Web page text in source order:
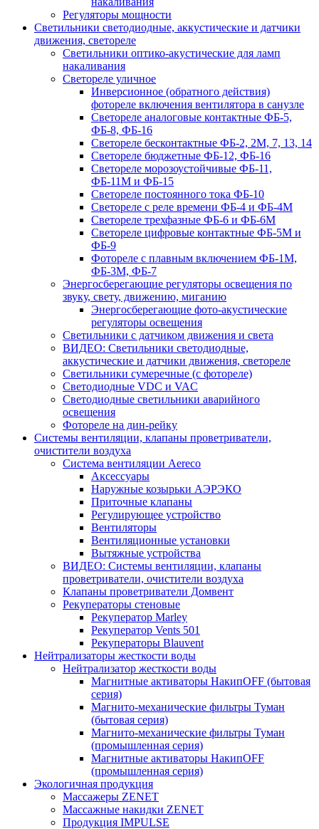
Регуляторы мощности
Светильники светодиодные, аккустические и датчики
движения, светореле
Светильники оптико-акустические для ламп
накаливания
Светореле уличное
Инверсионное (обратного действия)
фотореле включения вентилятора в санузле
Светореле аналоговые контактные ФБ-5,
ФБ-8, ФБ-16
Светореле бесконтактные ФБ-2, 2М, 7, 13, 14
Светореле бюджетные ФБ-12, ФБ-16
Светореле морозоустойчивые ФБ-11,
ФБ-11М и ФБ-15
Светореле постоянного тока ФБ-10
Светореле с реле времени ФБ-4 и ФБ-4М
Светореле трехфазные ФБ-6 и ФБ-6М
Светореле цифровые контактные ФБ-5М и
ФБ-9
Фотореле с плавным включением ФБ-1М,
ФБ-3М, ФБ-7
Энергосберегающие регуляторы освещения по
звуку, свету, движению, миганию
Энергосберегающие фото-акустические
регуляторы освещения
Светильники с датчиком движения и света
ВИДЕО: Светильники светодиодные,
аккустические и датчики движения, светореле
Светильники сумеречные (с фотореле)
Светодиодные VDC и VAC
Светодиодные светильники аварийного
освещения
Фотореле на дин-рейку
Системы вентиляции, клапаны проветриватели,
очистители воздуха
Система вентиляции Aereco
Аксессуары
Наружные козырьки АЭРЭКО
Приточные клапаны
Регулирующее устройство
Вентиляторы
Вентиляционные установки
Вытяжные устройства
ВИДЕО: Системы вентиляции, клапаны
проветриватели, очистители воздуха
Клапаны проветриватели Домвент
Рекуператоры стеновые
Рекуператор Marley
Рекуператор Vents 501
Рекуператоры Blauvent
Нейтрализаторы жесткости воды
Нейтрализатор жесткости воды
Магнитные активаторы НакипOFF (бытовая
серия)
Магнито-механические фильтры Туман
(бытовая серия)
Магнито-механические фильтры Туман
(промышленная серия)
Магнитные активаторы НакипOFF
(промышленная серия)
Экологичная продукция
Массажеры ZENET
Массажные накидки ZENET
Продукция IMPULSE